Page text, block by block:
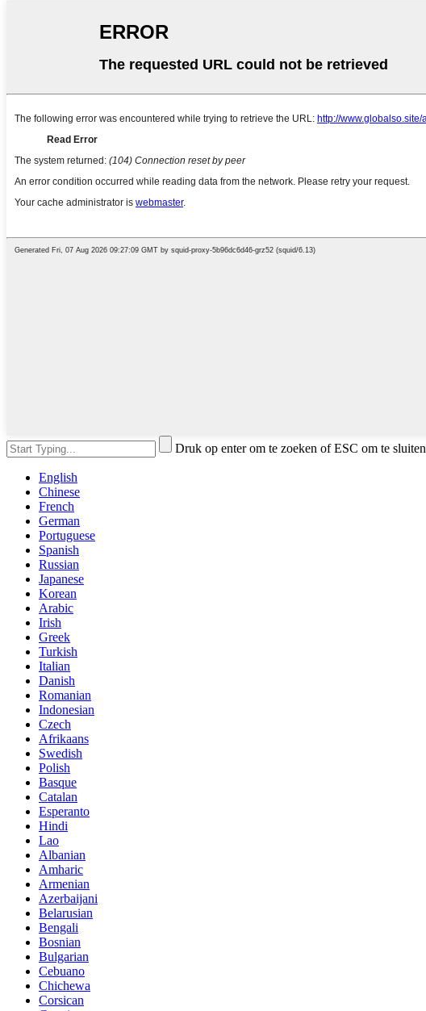
Druk op enter om te zoeken of ESC om te sluiten
English
Chinese
French
German
Portuguese
Spanish
Russian
Japanese
Korean
Arabic
Irish
Greek
Turkish
Italian
Danish
Romanian
Indonesian
Czech
Afrikaans
Swedish
Polish
Basque
Catalan
Esperanto
Hindi
Lao
Albanian
Amharic
Armenian
Azerbaijani
Belarusian
Bengali
Bosnian
Bulgarian
Cebuano
Chichewa
Corsican